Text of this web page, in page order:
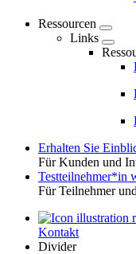
Ressourcen
Links
Toggle
Erhalten Sie
Für Kunden und
Testteilnehmer*in
Für Teilnehmer
UtilityKontakt
Divider